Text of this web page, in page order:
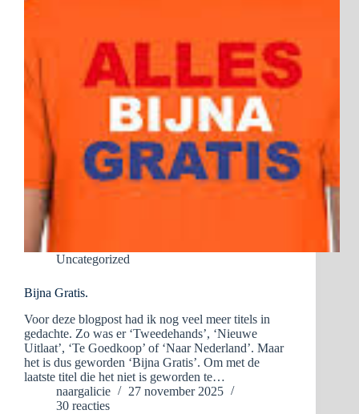
Uncategorized
Bijna Gratis.
Voor deze blogpost had ik nog veel meer titels in
gedachte. Zo was er ‘Tweedehands’, ‘Nieuwe
Uitlaat’, ‘Te Goedkoop’ of ‘Naar Nederland’. Maar
het is dus geworden ‘Bijna Gratis’. Om met de
laatste titel die het niet is geworden te…
naargalicie
27 november 2025
30 reacties